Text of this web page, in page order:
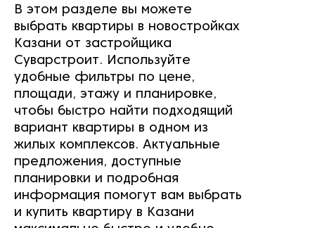
В этом разделе вы можете
выбрать квартиры в новостройках
Казани от застройщика
Суварстроит. Используйте
удобные фильтры по цене,
площади, этажу и планировке,
чтобы быстро найти подходящий
вариант квартиры в одном из
жилых комплексов. Актуальные
предложения, доступные
планировки и подробная
информация помогут вам выбрать
и купить квартиру в Казани